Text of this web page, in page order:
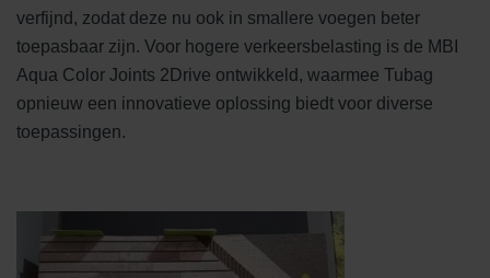
verfijnd, zodat deze nu ook in smallere voegen beter
toepasbaar zijn. Voor hogere verkeersbelasting is de MBI
Aqua Color Joints 2Drive ontwikkeld, waarmee Tubag
opnieuw een innovatieve oplossing biedt voor diverse
toepassingen.